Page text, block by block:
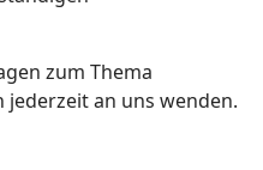
zum Thema
jederzeit an uns wenden.